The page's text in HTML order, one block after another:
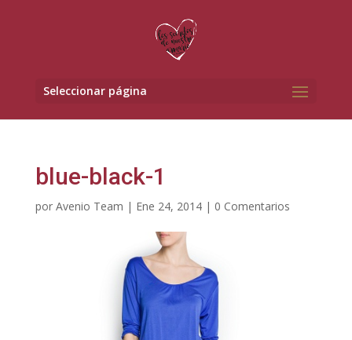
Seleccionar página
blue-black-1
por Avenio Team | Ene 24, 2014| 0 Comentarios